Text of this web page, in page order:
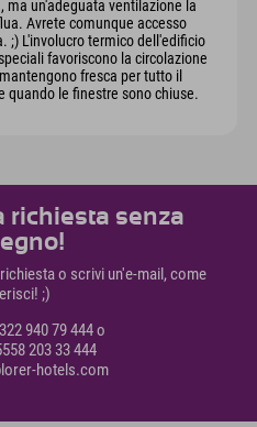
ma un'adeguata ventilazione la
Avrete comunque accesso
;) L'involucro termico dell'edificio
favoriscono la circolazione
fresca per tutto il
quando le finestre sono chiuse.
richiesta senza
o scrivi un'e-mail, come
;)
940 79 444 o
203 33 444
hotels.com